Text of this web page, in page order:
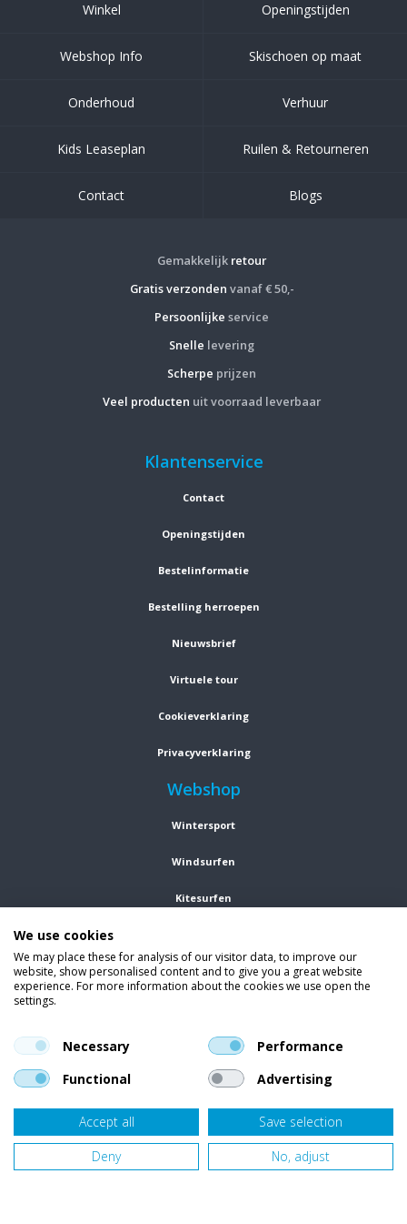
Winkel Openingstijden
Webshop Info Skischoen op maat
Onderhoud Verhuur
Kids Leaseplan Ruilen & Retourneren
Contact Blogs
Gemakkelijk retour
Gratis verzonden vanaf € 50,-
Persoonlijke service
Snelle levering
Scherpe prijzen
Veel producten uit voorraad leverbaar
Klantenservice
Contact
Openingstijden
Bestelinformatie
Bestelling herroepen
Nieuwsbrief
Virtuele tour
Cookieverklaring
Privacyverklaring
Webshop
Wintersport
Windsurfen
Kitesurfen
Kleding
Vind ons op social media
En blijf op de hoogte van trends, aanbiedingen en kortingsacties.
Onze klanten beoordelen Van Bellen Wind & Snowgemiddeld met een
op basis van455beoordelingen.
We use cookies
We may place these for analysis of our visitor data, to improve our
website, show personalised content and to give you a great website
experience. For more information about the cookies we use open the
settings.
Necessary
Performance
Functional
Advertising
Accept all
Save selection
Deny
No, adjust